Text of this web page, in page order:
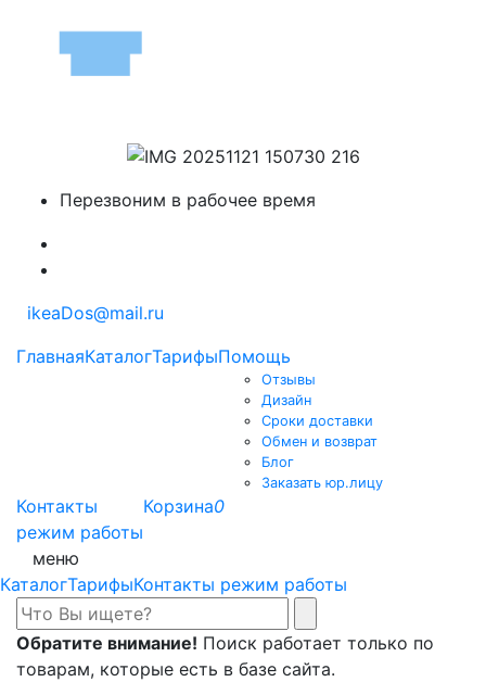
Перезвоним в рабочее время
ikeaDos@mail.ru
ГлавнаяКаталогТарифыПомощь
Отзывы
Дизайн
Сроки доставки
Обмен и возврат
Блог
Заказать юр.лицу
Контакты
режим работы
Корзина0
меню
КаталогТарифыКонтакты режим работы
Обратите внимание! Поиск работает только по
товарам, которые есть в базе сайта.